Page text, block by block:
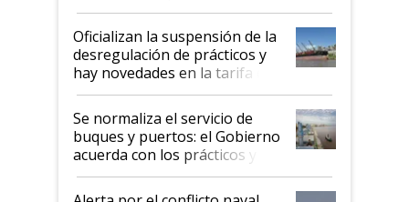
Oficializan la suspensión de la
desregulación de prácticos y
hay novedades en la tarifa de
la hidrovía
Se normaliza el servicio de
buques y puertos: el Gobierno
acuerda con los prácticos y
suspende el decreto de
desregulación